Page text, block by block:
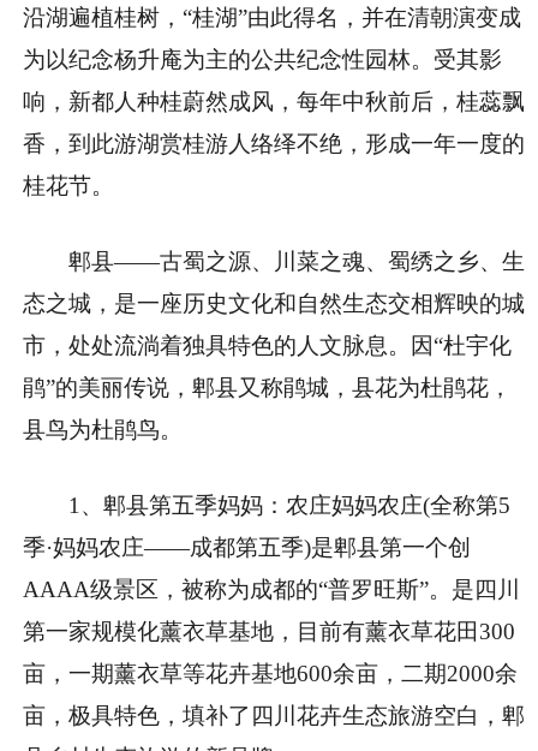
沿湖遍植桂树，“桂湖”由此得名，并在清朝演变成
为以纪念杨升庵为主的公共纪念性园林。受其影
响，新都人种桂蔚然成风，每年中秋前后，桂蕊飘
香，到此游湖赏桂游人络绎不绝，形成一年一度的
桂花节。
郫县——古蜀之源、川菜之魂、蜀绣之乡、生
态之城，是一座历史文化和自然生态交相辉映的城
市，处处流淌着独具特色的人文脉息。因“杜宇化
鹃”的美丽传说，郫县又称鹃城，县花为杜鹃花，
县鸟为杜鹃鸟。
1、郫县第五季妈妈：农庄妈妈农庄(全称第5
季·妈妈农庄——成都第五季)是郫县第一个创
AAAA级景区，被称为成都的“普罗旺斯”。是四川
第一家规模化薰衣草基地，目前有薰衣草花田300
亩，一期薰衣草等花卉基地600余亩，二期2000余
亩，极具特色，填补了四川花卉生态旅游空白，郫